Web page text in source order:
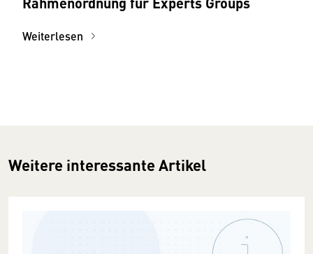
Weiterlesen
Weitere interessante Artikel